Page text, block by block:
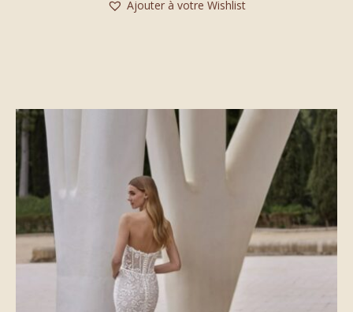
Ajouter à votre Wishlist